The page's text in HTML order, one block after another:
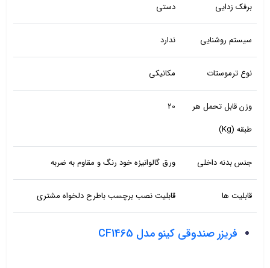
برفک زدایی دستی
سیستم روشنایی ندارد
نوع ترموستات مکانیکی
وزن قابل تحمل هر
طبقه (Kg)
20
جنس بدنه داخلی ورق گالوانیزه خود رنگ و مقاوم به ضربه
قابلیت ها قابلیت نصب برچسب باطرح دلخواه مشتری
فریزر صندوقی کینو مدل CF1465